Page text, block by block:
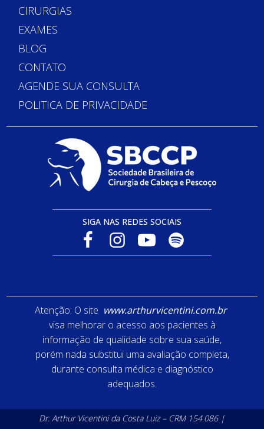
CIRURGIAS
EXAMES
BLOG
CONTATO
AGENDE SUA CONSULTA
POLITICA DE PRIVACIDADE
SIGA NAS REDES SOCIAIS
Atenção: O site www.arthurvicentini.com.br
visa melhorar o acesso aos pacientes à
informação de qualidade sobre sua saúde,
porém nada substitui uma avaliação completa,
durante consulta médica e diagnóstico
adequados.
Dr. Arthur Vicentini da Costa Luiz – CRM 154.086 |